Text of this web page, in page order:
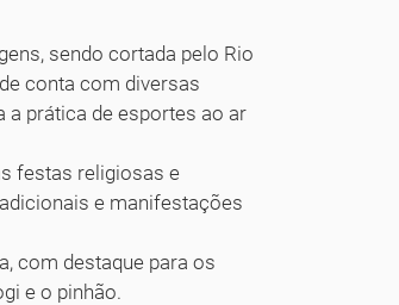
sendo cortada pelo Rio
conta com diversas
a prática de esportes ao ar
festas religiosas e
e manifestações
com destaque para os
e o pinhão.